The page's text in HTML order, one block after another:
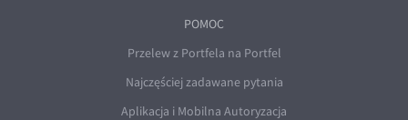
POMOC
Przelew z Portfela na Portfel
Najczęściej zadawane pytania
Aplikacja i Mobilna Autoryzacja